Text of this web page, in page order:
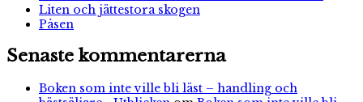
Liten och jättestora skogen
Påsen
Senaste kommentarerna
Boken som inte ville bli läst – handling och